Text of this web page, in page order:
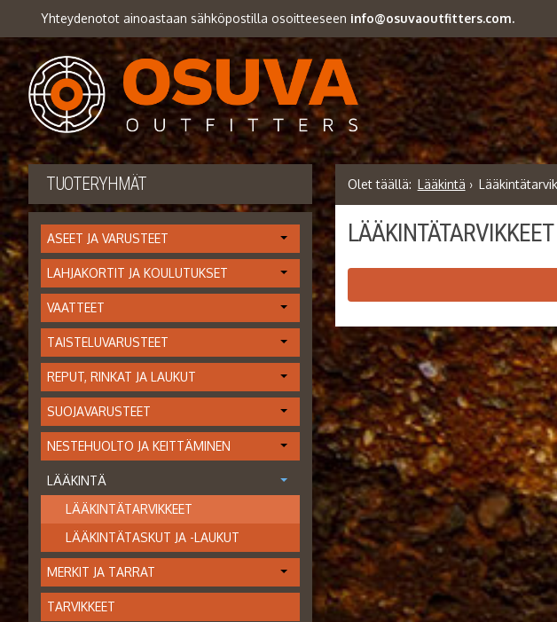
Yhteydenotot ainoastaan sähköpostilla osoitteeseen info@osuvaoutfitters.com.
Lääkintä
LÄÄKINTÄTARVIKKEET
TUOTERYHMÄT
ASEET JA VARUSTEET
LAHJAKORTIT JA KOULUTUKSET
VAATTEET
TAISTELUVARUSTEET
REPUT, RINKAT JA LAUKUT
SUOJAVARUSTEET
NESTEHUOLTO JA KEITTÄMINEN
LÄÄKINTÄ
LÄÄKINTÄTARVIKKEET
LÄÄKINTÄTASKUT JA -LAUKUT
MERKIT JA TARRAT
TARVIKKEET